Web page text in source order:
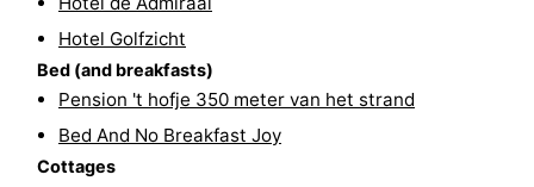
Parking
Medical
addresses
Region
Hotel Golfzicht
Bed (and breakfasts)
Pension 't hofje 350 meter van het strand
Bed And No Breakfast Joy
Cottages